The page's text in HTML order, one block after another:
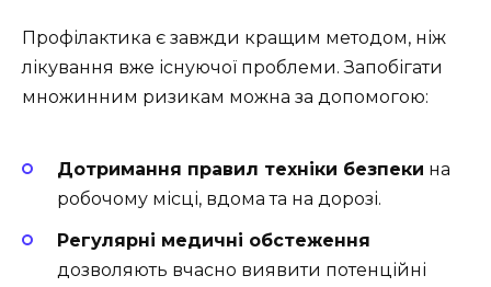
Профілактика є завжди кращим методом, ніж
лікування вже існуючої проблеми. Запобігати
множинним ризикам можна за допомогою:
Дотримання правил техніки безпеки на
робочому місці, вдома та на дорозі.
Регулярні медичні обстеження
дозволяють вчасно виявити потенційні